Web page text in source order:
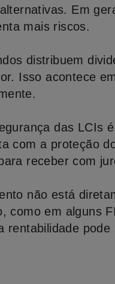
Em
mais riscos.
distribuem
Isso acontece
das LCIs
com a proteção
receber com
não está
como em alguns
rentabilidade